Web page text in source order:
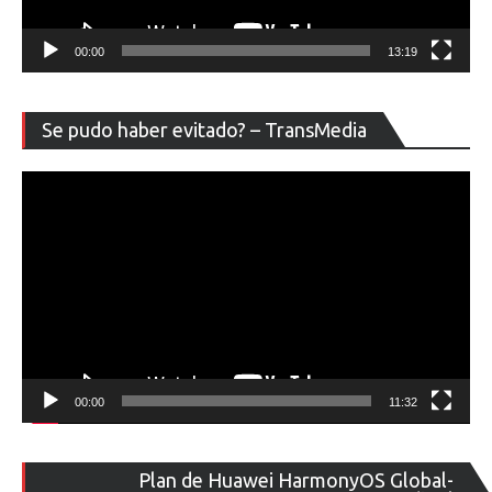
00:00 13:19
Se pudo haber evitado? – TransMedia
de
00:00 11:32
Plan de Huawei HarmonyOS Global-